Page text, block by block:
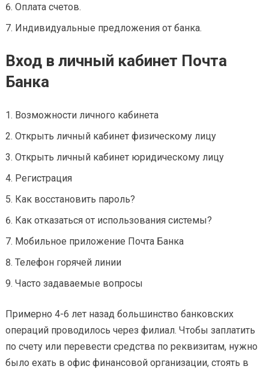
Оплата счетов.
Индивидуальные предложения от банка.
Вход в личный кабинет Почта
Банка
Возможности личного кабинета
Открыть личный кабинет физическому лицу
Открыть личный кабинет юридическому лицу
Регистрация
Как восстановить пароль?
Как отказаться от использования системы?
Мобильное приложение Почта Банка
Телефон горячей линии
Часто задаваемые вопросы
Примерно 4-6 лет назад большинство банковских
операций проводилось через филиал. Чтобы заплатить
по счету или перевести средства по реквизитам, нужно
было ехать в офис финансовой организации, стоять в